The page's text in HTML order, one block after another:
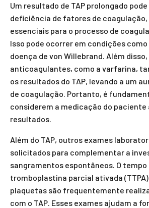
Um resultado de TAP prolongado
deficiência de fatores de
essenciais para o processo de
Isso pode ocorrer em condições
doença de von Willebrand. Além disso,
anticoagulantes, como a varfarina,
os resultados do TAP, levando a um
de coagulação. Portanto, é
considerem a medicação do
resultados.
Além do TAP, outros exames
solicitados para complementar a
sangramentos espontâneos. O tempo
tromboplastina parcial ativada
plaquetas são frequentemente
com o TAP. Esses exames ajudam a